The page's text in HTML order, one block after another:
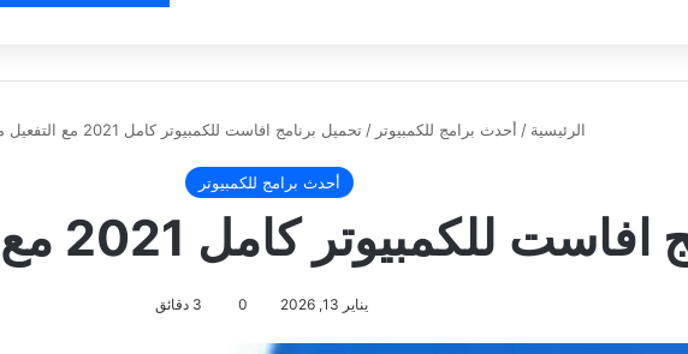
الرئيسية / أحدث برامج للكمبيوتر / تحميل برنامج افاست للكمبيوتر كامل 2021 مع التفعيل مدى الحياة
أحدث برامج للكمبيوتر
كامل 2021 مع التفعيل مدى الحياة
يناير 13, 2026 0